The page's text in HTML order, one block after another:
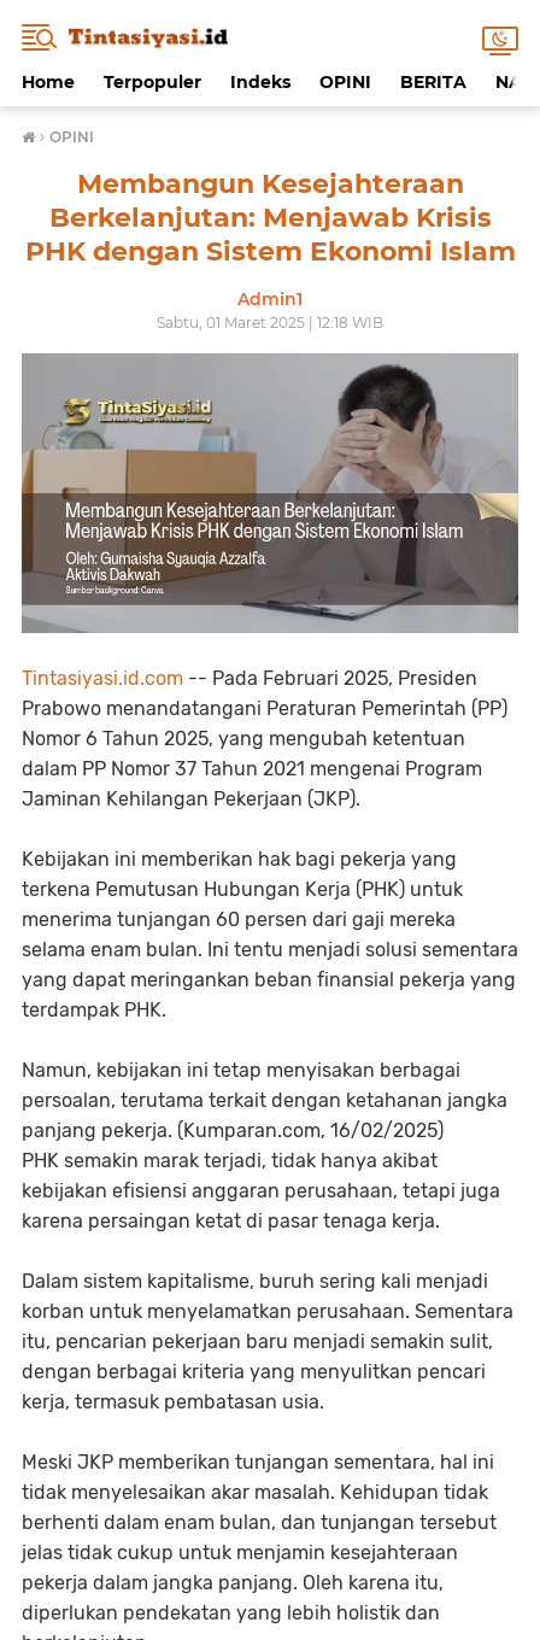
Home Terpopuler Indeks OPINI BERITA
› OPINI
Membangun Kesejahteraan
Berkelanjutan: Menjawab Krisis
PHK dengan Sistem Ekonomi Islam
Admin1
Sabtu, 01 Maret 2025 | 12:18 WIB
Tintasiyasi.id.com -- Pada Februari 2025, Presiden
Prabowo menandatangani Peraturan Pemerintah (PP)
Nomor 6 Tahun 2025, yang mengubah ketentuan
dalam PP Nomor 37 Tahun 2021 mengenai Program
Jaminan Kehilangan Pekerjaan (JKP).
Kebijakan ini memberikan hak bagi pekerja yang
terkena Pemutusan Hubungan Kerja (PHK) untuk
menerima tunjangan 60 persen dari gaji mereka
selama enam bulan. Ini tentu menjadi solusi sementara
yang dapat meringankan beban finansial pekerja yang
terdampak PHK.
Namun, kebijakan ini tetap menyisakan berbagai
persoalan, terutama terkait dengan ketahanan jangka
panjang pekerja. (Kumparan.com, 16/02/2025)
PHK semakin marak terjadi, tidak hanya akibat
kebijakan efisiensi anggaran perusahaan, tetapi juga
karena persaingan ketat di pasar tenaga kerja.
Dalam sistem kapitalisme, buruh sering kali menjadi
korban untuk menyelamatkan perusahaan. Sementara
itu, pencarian pekerjaan baru menjadi semakin sulit,
dengan berbagai kriteria yang menyulitkan pencari
kerja, termasuk pembatasan usia.
Meski JKP memberikan tunjangan sementara, hal ini
tidak menyelesaikan akar masalah. Kehidupan tidak
berhenti dalam enam bulan, dan tunjangan tersebut
jelas tidak cukup untuk menjamin kesejahteraan
pekerja dalam jangka panjang. Oleh karena itu,
diperlukan pendekatan yang lebih holistik dan